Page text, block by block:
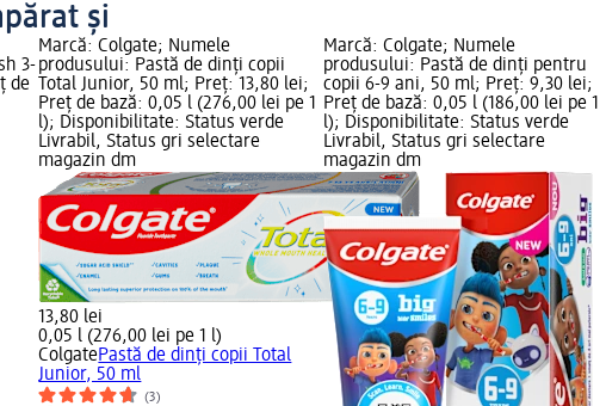
și
3-
de
Marcă: Colgate; Numele
produsului: Pastă de dinți copii
Total Junior, 50 ml; Preț: 13,80 lei;
Preț de bază: 0,05 l (276,00 lei pe 1
l); Disponibilitate: Status verde
Livrabil, Status gri selectare
magazin dm
13,80 lei
0,05 l (276,00 lei pe 1 l)
ColgatePastă de dinți copii Total
Junior, 50 ml
(3)
Marcă: Colgate; Numele
produsului: Pastă de dinți pentru
copii 6-9 ani, 50 ml; Preț: 9,30 lei;
Preț de bază: 0,05 l (186,00 lei pe 1
l); Disponibilitate: Status verde
Livrabil, Status gri selectare
magazin dm